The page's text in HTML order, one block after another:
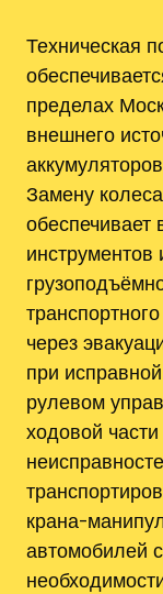
Техническая
пределах
внешнего
Замену
обеспечивает
через
при
рулевом
ходовой
крана-
автомобилей